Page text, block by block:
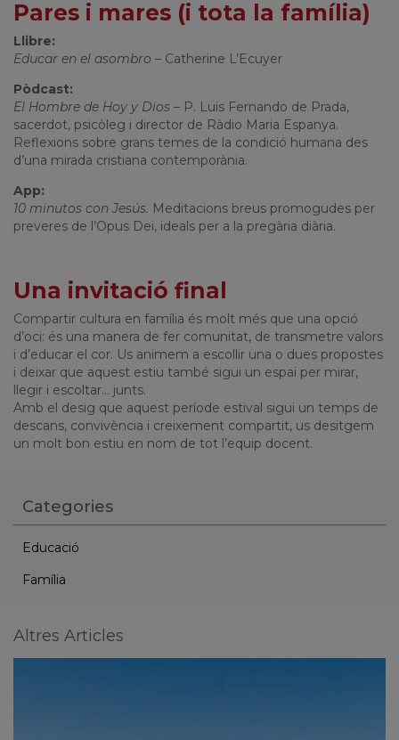
Pares i mares (i tota la família)
Llibre:
Educar en el asombro – Catherine L’Ecuyer
Pòdcast:
El Hombre de Hoy y Dios – P. Luis Fernando de Prada,
sacerdot, psicòleg i director de Ràdio Maria Espanya.
Reflexions sobre grans temes de la condició humana des
d’una mirada cristiana contemporània.
App:
10 minutos con Jesús. Meditacions breus promogudes per
preveres de l’Opus Dei, ideals per a la pregària diària.
Una invitació final
Compartir cultura en família és molt més que una opció
d’oci: és una manera de fer comunitat, de transmetre valors
i d’educar el cor. Us animem a escollir una o dues propostes
i deixar que aquest estiu també sigui un espai per mirar,
llegir i escoltar... junts.
Amb el desig que aquest període estival sigui un temps de
descans, convivència i creixement compartit, us desitgem
un molt bon estiu en nom de tot l’equip docent.
Categories
Educació
Família
Altres Articles